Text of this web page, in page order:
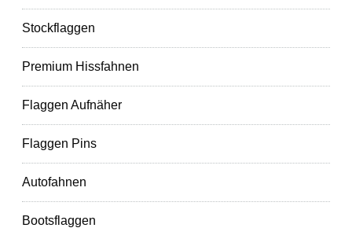
Stockflaggen
Premium Hissfahnen
Flaggen Aufnäher
Flaggen Pins
Autofahnen
Bootsflaggen